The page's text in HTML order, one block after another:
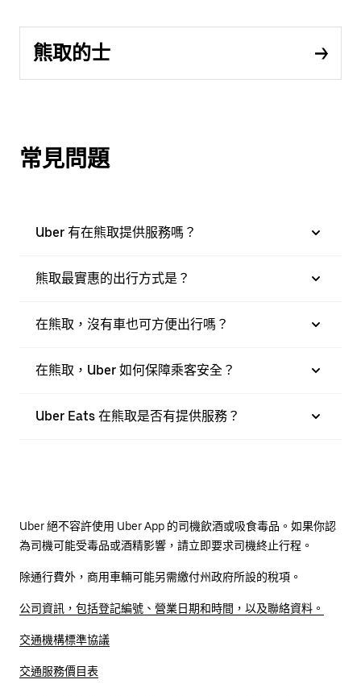
熊取的士
常見問題
Uber 有在熊取提供服務嗎？
熊取最實惠的出行方式是？
在熊取，沒有車也可方便出行嗎？
在熊取，Uber 如何保障乘客安全？
Uber Eats 在熊取是否有提供服務？
Uber 絕不容許使用 Uber App 的司機飲酒或吸食毒品。如果你認
為司機可能受毒品或酒精影響，請立即要求司機終止行程。
除通行費外，商用車輛可能另需繳付州政府所設的稅項。
公司資訊，包括登記編號、營業日期和時間，以及聯絡資料。
交通機構標準協議
交通服務價目表